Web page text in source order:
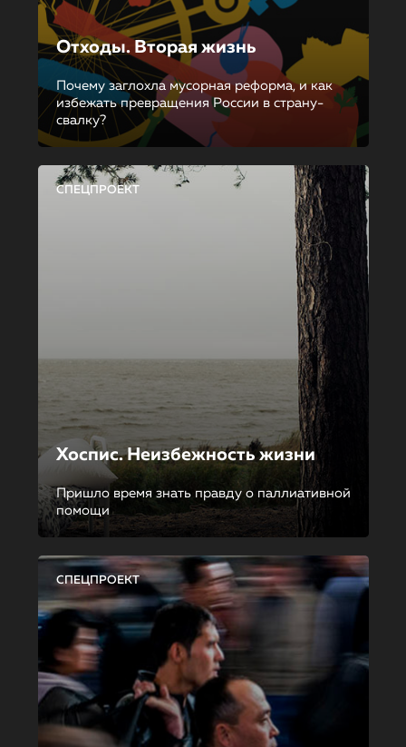
Отходы. Вторая жизнь
Почему заглохла мусорная реформа, и как
избежать превращения России в страну-
свалку?
СПЕЦПРОЕКТ
Хоспис. Неизбежность жизни
Пришло время знать правду о паллиативной
помощи
СПЕЦПРОЕКТ